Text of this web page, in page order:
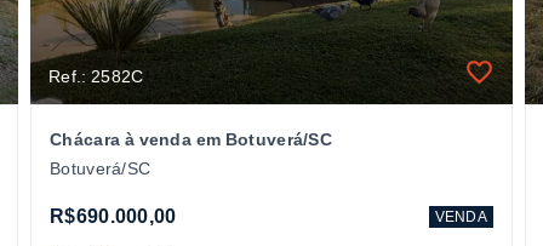
Ref.: 2582C
Chácara à venda em Botuverá/SC
Botuverá/SC
R$690.000,00 VENDA